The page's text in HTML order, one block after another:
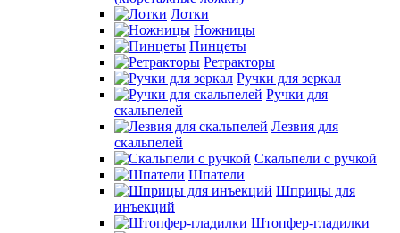
Лотки
Ножницы
Пинцеты
Ретракторы
Ручки для зеркал
Ручки для
скальпелей
Лезвия для
скальпелей
Скальпели с ручкой
Шпатели
Шприцы для
инъекций
Штопфер-гладилки